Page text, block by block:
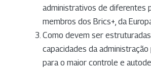
administrativos de diferentes
membros dos Brics+, da
Como devem ser
capacidades da
para o maior controle e